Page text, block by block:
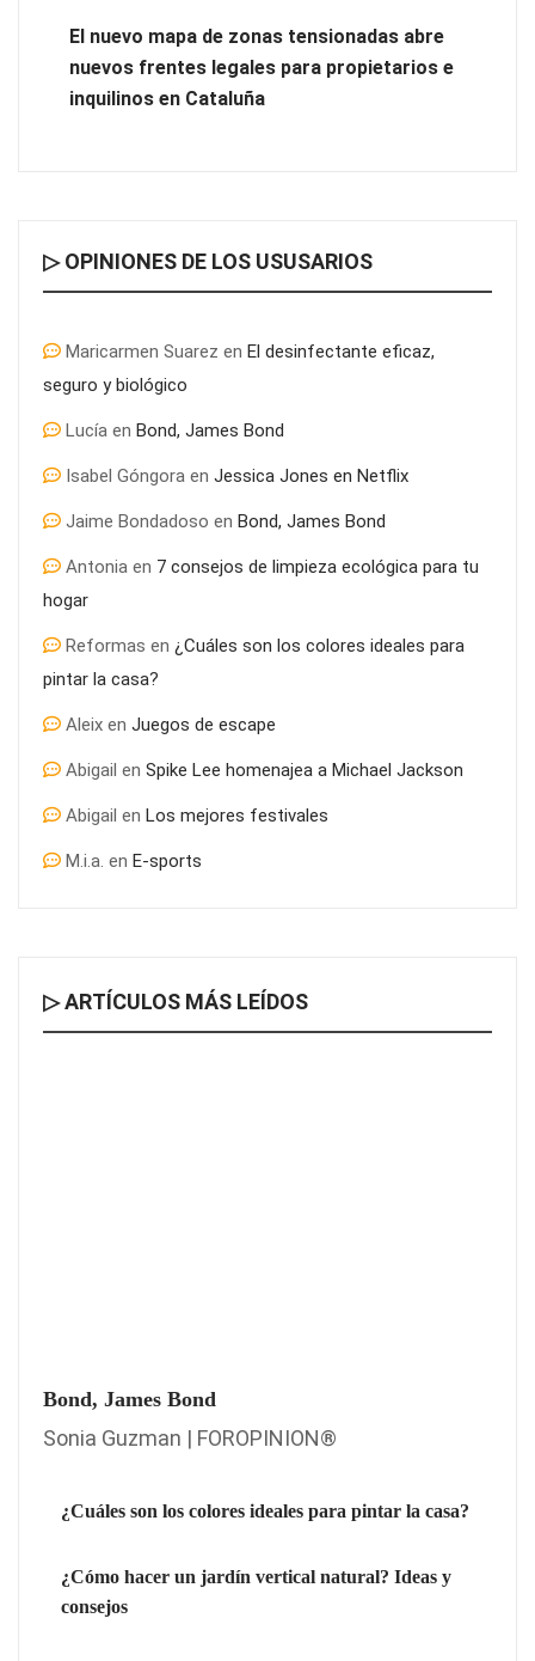
El nuevo mapa de zonas tensionadas abre
nuevos frentes legales para propietarios e
inquilinos en Cataluña
▷ OPINIONES DE LOS USUSARIOS
Maricarmen Suarez en El desinfectante eficaz,
seguro y biológico
Lucía en Bond, James Bond
Isabel Góngora en Jessica Jones en Netflix
Jaime Bondadoso en Bond, James Bond
Antonia en 7 consejos de limpieza ecológica para tu
hogar
Reformas en ¿Cuáles son los colores ideales para
pintar la casa?
Aleix en Juegos de escape
Abigail en Spike Lee homenajea a Michael Jackson
Abigail en Los mejores festivales
M.i.a. en E-sports
▷ ARTÍCULOS MÁS LEÍDOS
Bond, James Bond
Sonia Guzman | FOROPINION®
¿Cuáles son los colores ideales para pintar la casa?
¿Cómo hacer un jardín vertical natural? Ideas y
consejos